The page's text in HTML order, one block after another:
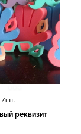
шт.
реквизит